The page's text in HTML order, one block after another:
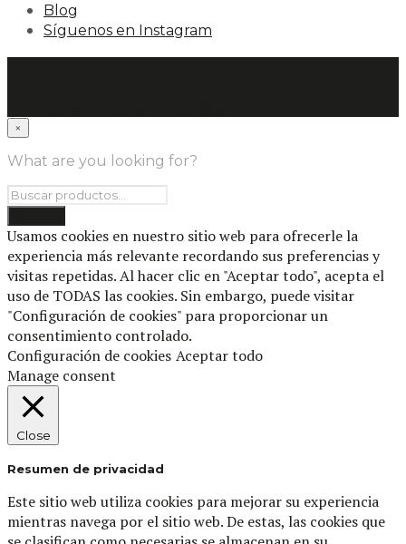
Blog
Síguenos en Instagram
×
What are you looking for?
Usamos cookies en nuestro sitio web para ofrecerle la
experiencia más relevante recordando sus preferencias y
visitas repetidas. Al hacer clic en "Aceptar todo", acepta el
uso de TODAS las cookies. Sin embargo, puede visitar
"Configuración de cookies" para proporcionar un
consentimiento controlado.
Configuración de cookies Aceptar todo
Manage consent
Close
Resumen de privacidad
Este sitio web utiliza cookies para mejorar su experiencia
mientras navega por el sitio web. De estas, las cookies que